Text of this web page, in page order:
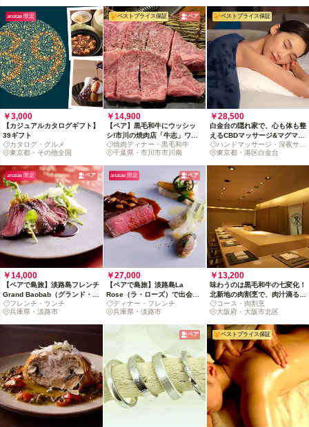
anatae 限定
￥3,000
【カジュアルカタログギフト】
39ギフト
カタログ・グルメ
東京都・その他全国
ベストプライス保証 ペア
￥14,900
【ペア】黒毛和牛にウッシッ
シ!市川の焼肉店「牛志」ワー
ルドに沼れ
焼肉ディナー・黒毛和牛
千葉県・市川市市川南
ベストプライス保証
￥28,500
白金台の隠れ家で、心も体も整
えるCBDマッサージ&マグマ式
サウナ
ハンドマッサージ・深夜サウ
ナ
東京都・港区白金台
anatae 限定 ペア
￥14,000
【ペアで島旅】淡路島フレンチ
Grand Baobab（グランド・バ
オバブ）のランチコース＆祝杯
を愉しむ
フレンチ・ランチ
兵庫県・淡路市
anatae 限定 ペア
￥27,000
【ペアで島旅】淡路島La
Rose（ラ・ローズ）で出会う
創作フレンチディナーに感動
（1ドリンク付）
ディナー・フレンチ
兵庫県・淡路市
￥13,200
味わうのは黒毛和牛の七変化！
北新地の肉割烹で、肉汁滴るデ
ィナーコース
コース・肉割烹
大阪府・大阪市北区
ペア ベストプライス保証